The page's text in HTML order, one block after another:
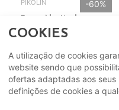
PIKOLIN -60%
Base Abativel
PIKOLIN Naturbox
923,00€
369,20€
OPÇÕES
COOKIES
A utilização de cookies
website sendo que
ofertas adaptadas aos seus
definições de cookies a